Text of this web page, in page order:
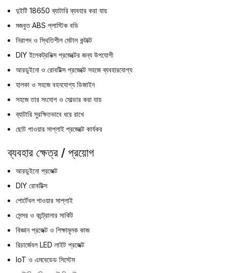
দুইটি 18650 ব্যাটারি ব্যবহার করা যায়
মজবুত ABS প্লাস্টিক বডি
নিরাপদ ও স্থিতিশীল মেটাল কন্টাক্ট
DIY ইলেকট্রনিক্স প্রজেক্টের জন্য উপযোগী
আরডুইনো ও রোবটিক্স প্রজেক্টে সহজে ব্যবহারযোগ্য
হালকা ও সহজে বহনযোগ্য ডিজাইন
সহজে তার সংযোগ ও সোল্ডার করা যায়
ব্যাটারি সুরক্ষিতভাবে ধরে রাখে
ছোট পাওয়ার সাপ্লাই প্রজেক্টে কার্যকর
ব্যবহার ক্ষেত্র / প্রয়োগ
আরডুইনো প্রজেক্ট
DIY রোবটিক্স
পোর্টেবল পাওয়ার সাপ্লাই
সেন্সর ও কন্ট্রোলার সার্কিট
বিজ্ঞান প্রজেক্ট ও শিক্ষামূলক কাজ
রিচার্জেবল LED লাইট প্রজেক্ট
IoT ও এমবেডেড সিস্টেম